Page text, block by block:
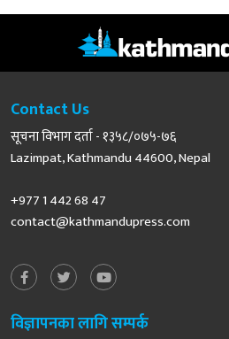
Contact Us
सूचना विभाग दर्ता - १३५८/०७५-७६
Lazimpat, Kathmandu 44600, Nepal
+977 1 442 68 47
contact@kathmandupress.com
विज्ञापनका लागि सम्पर्क